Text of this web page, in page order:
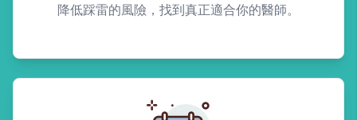
降低踩雷的風險，找到真正適合你的醫師。